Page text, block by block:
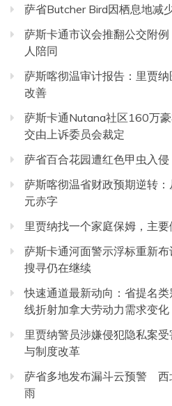
萨省Butcher Bird因栖息地减
萨斯卡通市议会推翻公交附
人陪同
萨斯喀彻温审计报告：里贾
改善
萨斯卡通Nutana社区160万
交由上诉委员会裁定
萨省百合花园遭红色甲虫入
萨斯喀彻温省财政预期逆转
元赤字
里贾纳找一个家庭保姆，主
萨斯卡通河面警示浮标重新
搜寻仍在继续
快速通道最新动向：省提名
线折射加拿大劳动力需求变化
里贾纳警员涉嫌侵犯隐私案
与制度改革
萨省多地发布漏斗云预警 西
雨